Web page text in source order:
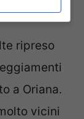
ripreso
a Oriana.
vicini